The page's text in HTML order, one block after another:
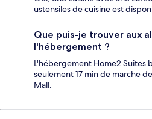
ustensiles de cuisine est
Que puis-je trouver aux
l'hébergement ?
L'hébergement Home2 Suites
seulement 17 min de marche
Mall.